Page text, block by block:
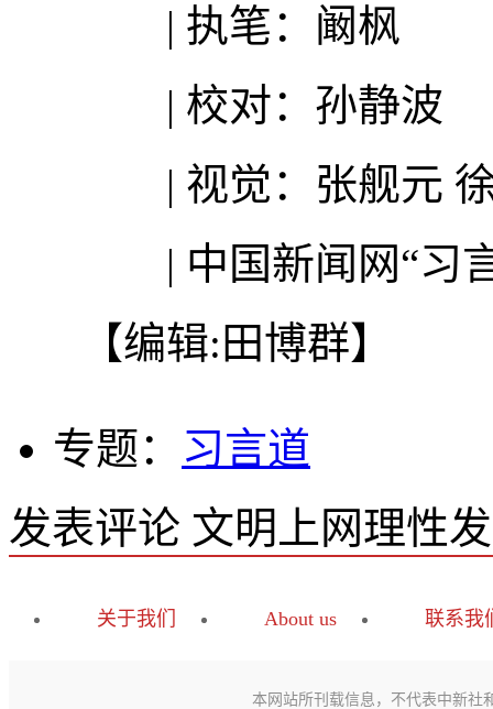
| 执笔：阚枫
| 校对：孙静波
| 视觉：张舰元 徐
| 中国新闻网“习
【编辑:田博群】
专题： 习言道
发表评论 文明上网理性
关于我们 About us 联系我
本网站所刊载信息，不代表中新社